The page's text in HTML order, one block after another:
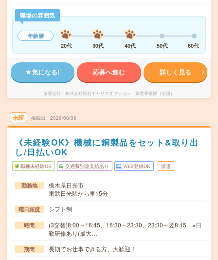
職場の雰囲気
年齢層
20代
30代 40代 50代 60代
気になる! 応募へ進む 詳しく見る
派遣会社 株式会社綜合キャリアオプション 製造事業部（全国）
未読 掲載日 2026/08/06
《未経験OK》機械に銅製品をセット&取り出
し/日払いOK
職種未経験OK 交通費別途支給あり WEB登録OK 派遣
勤務地
栃木県日光市
東武日光駅から車15分
曜日頻度 シフト制
時間
(3交替)8:00～16:45、16:30～23:30、23:30～翌8:15 ※日
勤研修あり(最大…
期間 長期でお仕事できる方、大歓迎！